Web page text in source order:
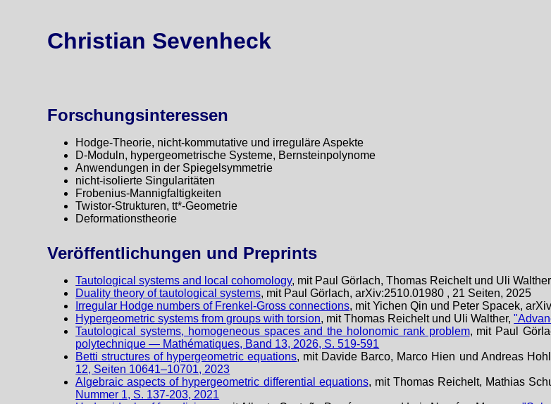
Christian Sevenheck
Forschungsinteressen
Hodge-Theorie, nicht-kommutative und irreguläre Aspekte
D-Moduln, hypergeometrische Systeme, Bernsteinpolynome
Anwendungen in der Spiegelsymmetrie
nicht-isolierte Singularitäten
Frobenius-Mannigfaltigkeiten
Twistor-Strukturen, tt*-Geometrie
Deformationstheorie
Veröffentlichungen und Preprints
Tautological systems and local cohomology, mit Paul Görlach, Thomas Reichelt und Uli
Duality theory of tautological systems, mit Paul Görlach, arXiv:2510.01980 , 21 Seiten, 2025
Irregular Hodge numbers of Frenkel-Gross connections, mit Yichen Qin und Peter Spacek,
Hypergeometric systems from groups with torsion, mit Thomas Reichelt und Uli Walther,
Tautological systems, homogeneous spaces and the holonomic rank problem, mit Paul
polytechnique — Mathématiques, Band 13, 2026, S. 519-591
Betti structures of hypergeometric equations, mit Davide Barco, Marco Hien und Andreas
12, Seiten 10641–10701, 2023
Algebraic aspects of hypergeometric differential equations, mit Thomas Reichelt, Mathias
Nummer 1, S. 137-203, 2021